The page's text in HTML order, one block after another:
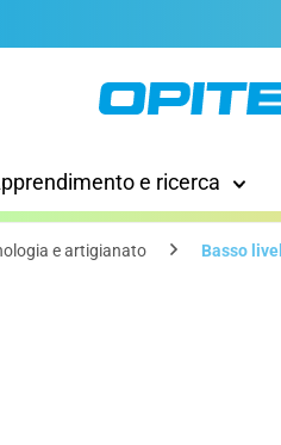
e ricerca
e artigianato Basso